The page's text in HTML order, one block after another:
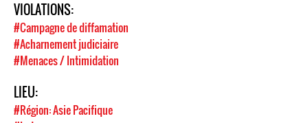
VIOLATIONS:
#Campagne de diffamation
#Acharnement judiciaire
#Menaces / Intimidation
LIEU:
#Région: Asie Pacifique